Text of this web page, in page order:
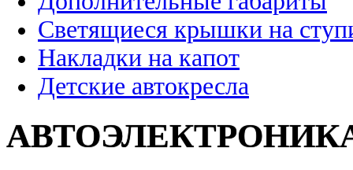
Светящиеся крышки на
Накладки на капот
Детские автокресла